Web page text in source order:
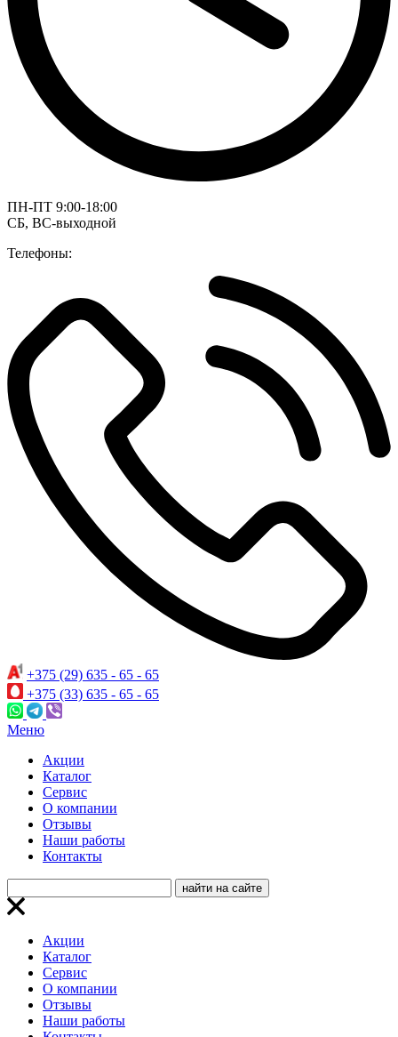
ПН-ПТ 9:00-18:00
СБ, ВС-выходной
Телефоны:
+375 (29) 635 - 65 - 65
+375 (33) 635 - 65 - 65
Меню
Акции
Каталог
Сервис
О компании
Отзывы
Наши работы
Контакты
Акции
Каталог
Сервис
О компании
Отзывы
Наши работы